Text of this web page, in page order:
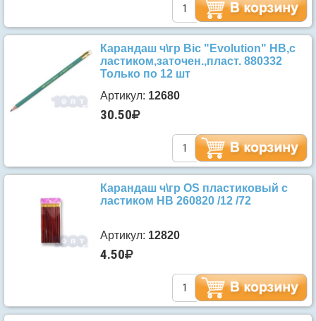
Карандаш ч\гр Bic "Evolution" НВ,с
ластиком,заточен.,пласт. 880332
Только по 12 шт
Артикул: 12680
30.50
Карандаш ч\гр OS пластиковый с
ластиком HB 260820 /12 /72
Артикул: 12820
4.50